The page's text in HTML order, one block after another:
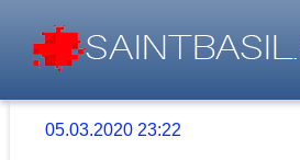
05.03.2020 23:22